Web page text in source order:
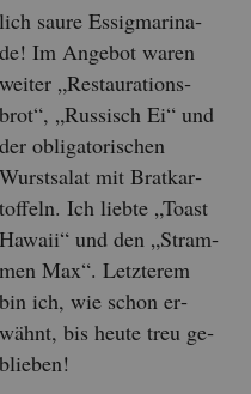
lich saure Es­sig­ma­ri­na­
de! Im An­ge­bot waren
wei­ter „Re­stau­ra­ti­ons­
brot“, „Rus­sisch Ei“ und
der ob­li­ga­to­ri­schen
Wurst­sa­lat mit Brat­kar­
tof­feln. Ich lieb­te „Toast
Ha­waii“ und den „Stram­
men Max“. Letz­te­rem
bin ich, wie schon er­
wähnt, bis heute treu ge­
blie­ben!